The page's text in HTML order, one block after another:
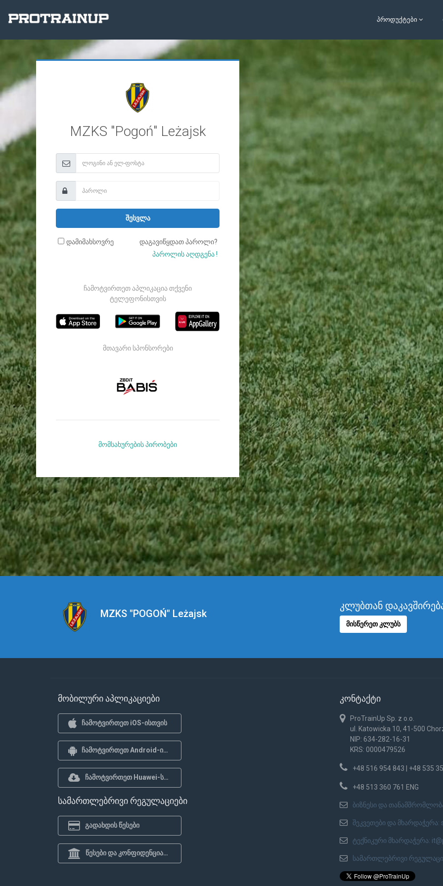
ᲞᲠᲝᲓᲣᲥᲢᲔᲑᲘ
MZKS "Pogoń" Leżajsk
შესვლა
დამიმახსოვრე
დაგავიწყდათ პაროლი?
პაროლის აღდგენა !
ჩამოტვირთეთ აპლიკაცია თქვენი
ტელეფონისთვის
მთავარი სპონსორები
მომსახურების პირობები
MZKS "POGOŃ" Leżajsk
კლუბთან
მისწერეთ კლუბს
მობილური აპლიკაციები
ჩამოტვირთეთ iOS-ისთვის
ჩამოტვირთეთ Android-ისთვის
ჩამოტვირთეთ Huawei-სთვის
სამართლებრივი რეგულაციები
გადახდის წესები
წესები და კონფიდენციალურობის პოლიტიკა
კონტაქტი
ProTrainUp Sp. z o.o.
ul. Katowicka 10, 41-500
NIP: 634-282-16-31
KRS: 0000479526
+48 516 954 843 | +48 535
+48 513 360 761 ENG
ბიზნესი და
შეკვეთები და მხარდაჭერა:
ტექნიკური მხარდაჭერა:
სამართლებრივი